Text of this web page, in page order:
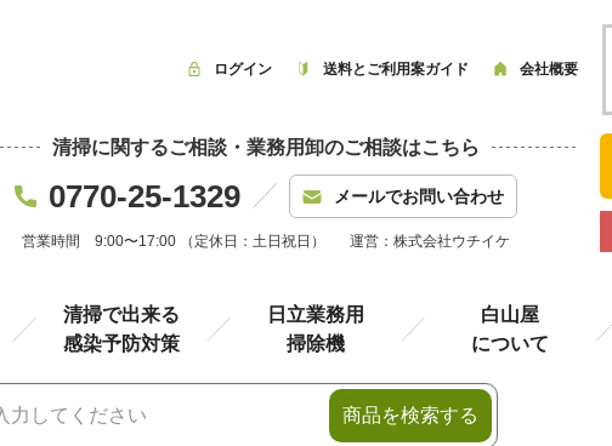
ログイン 送料とご利用案ガイド 会社概要
清掃に関するご相談・業務用卸のご相談はこちら
0770-25-1329 メールでお問い合わせ
営業時間 9:00〜17:00 （定休日：土日祝日） 運営：株式会社ウチイケ
清掃で出来る
感染予防対策
日立業務用
掃除機
白山屋
について
商品を検索する